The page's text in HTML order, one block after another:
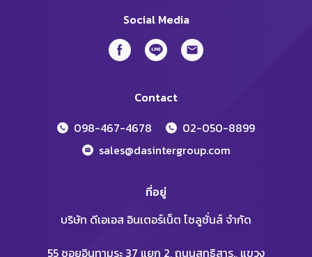
Social Media
Contact
098-467-4678
02-050-8899
sales@dasintergroup.com
ที่อยู่
บริษัท ดีเอเอส อินเตอร์เน็ต โซลูชั่นส์ จำกัด
55 ซอยอินทามระ 37 แยก 2, ถนนสุทธิสาร., แขวง